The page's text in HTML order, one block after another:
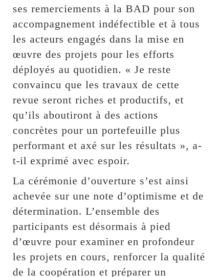
ses remerciements à la BAD pour son
accompagnement indéfectible et à tous
les acteurs engagés dans la mise en
œuvre des projets pour les efforts
déployés au quotidien. « Je reste
convaincu que les travaux de cette
revue seront riches et productifs, et
qu’ils aboutiront à des actions
concrètes pour un portefeuille plus
performant et axé sur les résultats », a-
t-il exprimé avec espoir.
La cérémonie d’ouverture s’est ainsi
achevée sur une note d’optimisme et de
détermination. L’ensemble des
participants est désormais à pied
d’œuvre pour examiner en profondeur
les projets en cours, renforcer la qualité
de la coopération et préparer un